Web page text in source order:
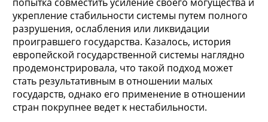
укрепление стабильности системы путем полного
разрушения, ослабления или ликвидации
проигравшего государства. Казалось, история
европейской государственной системы наглядно
продемонстрировала, что такой подход может
стать результативным в отношении малых
государств, однако его применение в отношении
стран покрупнее ведет к нестабильности.